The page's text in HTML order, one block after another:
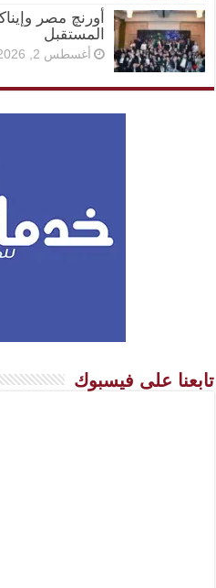
المستقبل
أغسطس 2, 2026
تابعنا على فيسبوك